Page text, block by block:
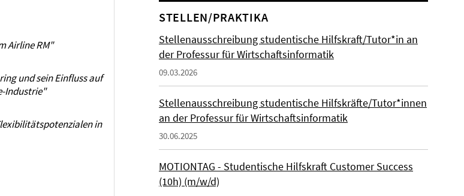
Airline RM"
und sein Einfluss auf
Industrie"
in
STELLEN/PRAKTIKA
Stellenausschreibung studentische Hilfskraft/Tutor*in an
der Professur für Wirtschaftsinformatik
09.03.2026
Stellenausschreibung studentische Hilfskräfte/Tutor*innen
an der Professur für Wirtschaftsinformatik
30.06.2025
MOTIONTAG - Studentische Hilfskraft Customer Success
(10h) (m/w/d)